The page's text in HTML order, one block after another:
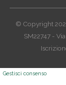
© Copyright
SM22747 -
Gestisci consenso